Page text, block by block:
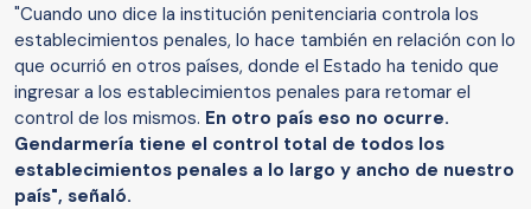
"Cuando uno dice la institución penitenciaria controla los
establecimientos penales, lo hace también en relación con lo
que ocurrió en otros países, donde el Estado ha tenido que
ingresar a los establecimientos penales para retomar el
control de los mismos. En otro país eso no ocurre.
Gendarmería tiene el control total de todos los
establecimientos penales a lo largo y ancho de nuestro
país", señaló.